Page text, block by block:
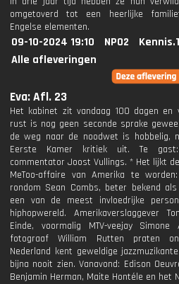
omgetoverd tot een heerlijke
Engelse elementen.
09-10-2024 19:10 NPO2
Alle afleveringen
Eva: Afl. 23
Het kabinet zit vandaag 100 dagen en
rust is nog geen seconde sprake
de weg naar de noodwet is hobbelig,
Eerste Kamer kritiek uit. Te
commentator Joost Vullings. * Het lijkt
MeToo-affaire van Amerika te
rondom Sean Combs, beter bekend
een van de meest invloedrijke
hiphopwereld. Amerikaverslaggever
Einde, voormalig MTV-veejay Simone
fotograaf William Rutten praten
Nederland kent geweldige
bijna nooit zien. Vanavond: Edison
Benjamin Herman, Maite Hontéle en het